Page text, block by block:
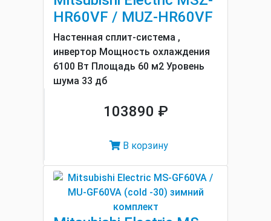
HR60VF / MUZ-HR60VF
Настенная сплит-система ,
инвертор Мощность охлаждения
6100 Вт Площадь 60 м2 Уровень
шума 33 дб
103890 ₽
В корзину